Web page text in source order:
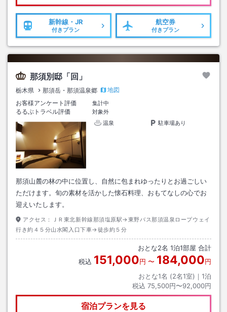
新幹線・JR
付きプラン
航空券
付きプラン
那須別邸「回」
栃木県 那須岳・那須温泉郷
地図
お客様アンケート評価
集計中
るるぶトラベル評価
対象外
温泉
駐車場あり
那須山麓の林の中に位置し、自然に包まれゆったりとお過ごしい
ただけます。旬の素材を活かした懐石料理、おもてなしの心でお
迎えいたします。
アクセス：
ＪＲ東北新幹線那須塩原駅→東野バス那須温泉ロープウェイ
行き約４５分山水閣入口下車→徒歩約５分
おとな2名 1泊1部屋 合計
税込 151,000円 〜 184,000円
おとな1名 (2名1室)｜ 1泊
税込 75,500円〜92,000円
宿泊プランを見る